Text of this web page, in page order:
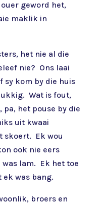
geword het,
maklik in
het nie al die
nie? Ons laai
sy kom by die huis
Wat is fout,
pa, het pouse by die
uit kwaai
skoert. Ek wou
ook nie eers
lam. Ek het toe
ek was bang.
broers en